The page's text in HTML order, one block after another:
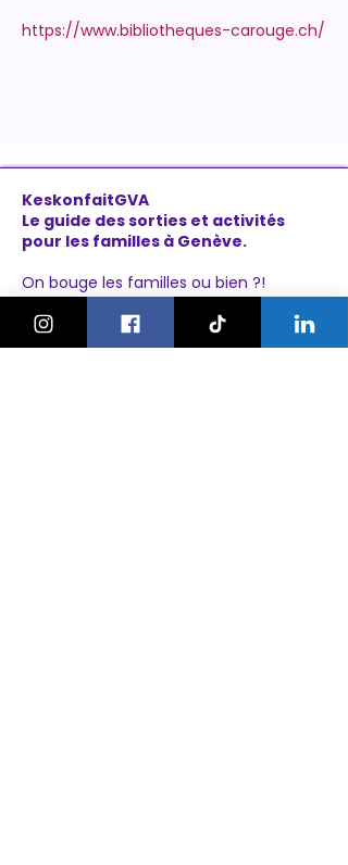
https://www.bibliotheques-carouge.ch/
KeskonfaitGVA
Le guide des sorties et activités
pour les familles à Genève.
On bouge les familles ou bien ?!
Newsletter
Instagram